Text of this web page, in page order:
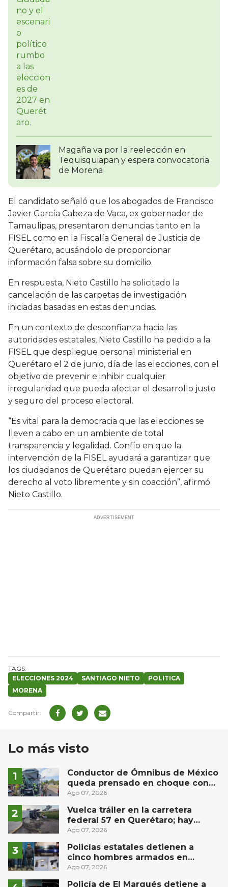
Magaña va por la reelección en
Tequisquiapan y espera convocatoria
de Morena
El candidato señaló que los abogados de Francisco
Javier García Cabeza de Vaca, ex gobernador de
Tamaulipas, presentaron denuncias tanto en la
FISEL como en la Fiscalía General de Justicia de
Querétaro, acusándolo de proporcionar
información falsa sobre su domicilio.
En respuesta, Nieto Castillo ha solicitado la
cancelación de las carpetas de investigación
iniciadas basadas en estas denuncias.
En un contexto de desconfianza hacia las
autoridades estatales, Nieto Castillo ha pedido a la
FISEL que despliegue personal ministerial en
Querétaro el 2 de junio, día de las elecciones, con el
objetivo de prevenir e inhibir cualquier
irregularidad que pueda afectar el desarrollo justo
y seguro del proceso electoral.
“Es vital para la democracia que las elecciones se
lleven a cabo en un ambiente de total
transparencia y legalidad. Confío en que la
intervención de la FISEL ayudará a garantizar que
los ciudadanos de Querétaro puedan ejercer su
derecho al voto libremente y sin coacción”, afirmó
Nieto Castillo.
ELECCIONES 2024 SANTIAGO NIETO
POLITICA
MORENA
Lo más visto
Conductor de Ómnibus de México
queda prensado en choque con
materialista en San Juan del Río
Ago 07, 2026
Vuelca tráiler en la carretera
federal 57 en Querétaro; hay
derrame de combustible
Ago 07, 2026
Policías estatales detienen a
cinco hombres armados en
Puebla capital
Ago 07, 2026
Policía de El Marqués detiene a